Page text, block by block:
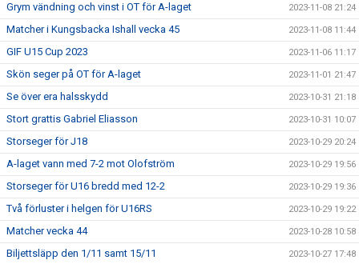
Grym vändning och vinst i OT för A-laget 2023-11-08 21:24
Matcher i Kungsbacka Ishall vecka 45 2023-11-08 11:44
GIF U15 Cup 2023 2023-11-06 11:17
Skön seger på OT för A-laget 2023-11-01 21:47
Se över era halsskydd 2023-10-31 21:18
Stort grattis Gabriel Eliasson 2023-10-31 10:07
Storseger för J18 2023-10-29 20:24
A-laget vann med 7-2 mot Olofström 2023-10-29 19:56
Storseger för U16 bredd med 12-2 2023-10-29 19:36
Två förluster i helgen för U16RS 2023-10-29 19:22
Matcher vecka 44 2023-10-28 10:58
Biljettsläpp den 1/11 samt 15/11 2023-10-27 17:48